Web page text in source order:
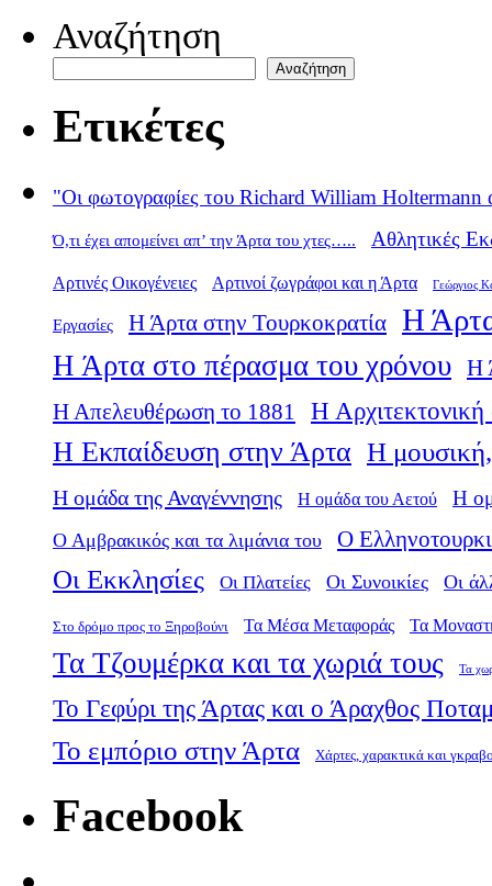
Αναζήτηση
Αναζήτηση
Ετικέτες
"Οι φωτογραφίες του Richard William Holtermann
Ό,τι έχει απομείνει απ’ την Άρτα του χτες….. Αθλητικές
Αρτινές Οικογένειες Αρτινοί ζωγράφοι και η Άρτα Γεώργιος
Εργασίες Η Άρτα στην Τουρκοκρατία Η
Η Άρτα στο πέρασμα του χρόνου Η
Η Απελευθέρωση το 1881
Η
Η Εκπαίδευση στην Άρτα Η μουσική,
Η ομάδα της Αναγέννησης Η ομάδα του Αετού Η
Ο Αμβρακικός και τα λιμάνια του Ο
Οι Εκκλησίες Οι Πλατείες Οι Συνοικίες Οι
Στο δρόμο προς το Ξηροβούνι Τα Μέσα Μεταφοράς Τα
Τα Τζουμέρκα και τα χωριά τους Τα
Το Γεφύρι της Άρτας και ο Άραχθος
Το εμπόριο στην Άρτα Χάρτες, χαρακτικά και
Facebook